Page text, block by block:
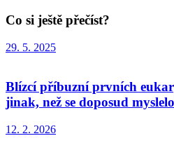
Co si ještě přečíst?
29. 5. 2025
Blízcí příbuzní prvních
jinak, než se doposud myslelo
12. 2. 2026